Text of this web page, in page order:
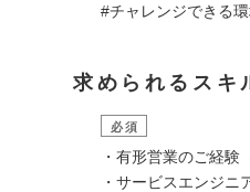
#チャレンジできる
求められるスキ
必須
・有形営業のご経験
・サービスエンジ